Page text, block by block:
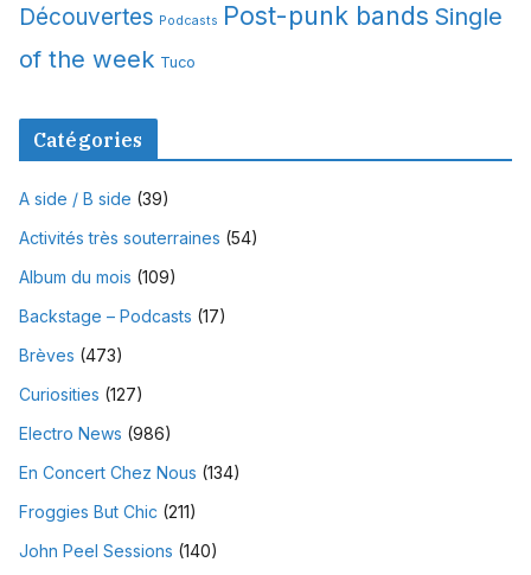
Découvertes Podcasts Post-punk bands Single
of the week Tuco
Catégories
A side / B side (39)
Activités très souterraines (54)
Album du mois (109)
Backstage – Podcasts (17)
Brèves (473)
Curiosities (127)
Electro News (986)
En Concert Chez Nous (134)
Froggies But Chic (211)
John Peel Sessions (140)